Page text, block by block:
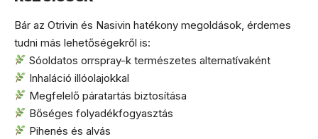
Bár az Otrivin és Nasivin hatékony megoldások, érdemes
tudni más lehetőségekről is:
Sóoldatos orrspray-k természetes alternatívaként
Inhaláció illóolajokkal
Megfelelő páratartás biztosítása
Bőséges folyadékfogyasztás
Pihenés és alvás